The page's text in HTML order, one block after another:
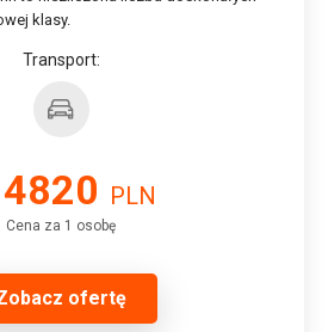
klasy.
4820 PLN
Cena za 1 osobę
Transport:
ofertę